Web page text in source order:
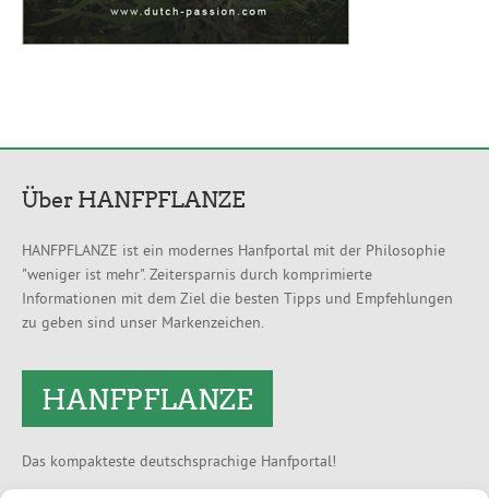
Über HANFPFLANZE
HANFPFLANZE ist ein modernes Hanfportal mit der Philosophie
"weniger ist mehr". Zeitersparnis durch komprimierte
Informationen mit dem Ziel die besten Tipps und Empfehlungen
zu geben sind unser Markenzeichen.
HANFPFLANZE
Das kompakteste deutschsprachige Hanfportal!